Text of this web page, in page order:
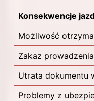
Konsekwencje
Możliwość
Zakaz
Utrata dokumentu
Problemy z